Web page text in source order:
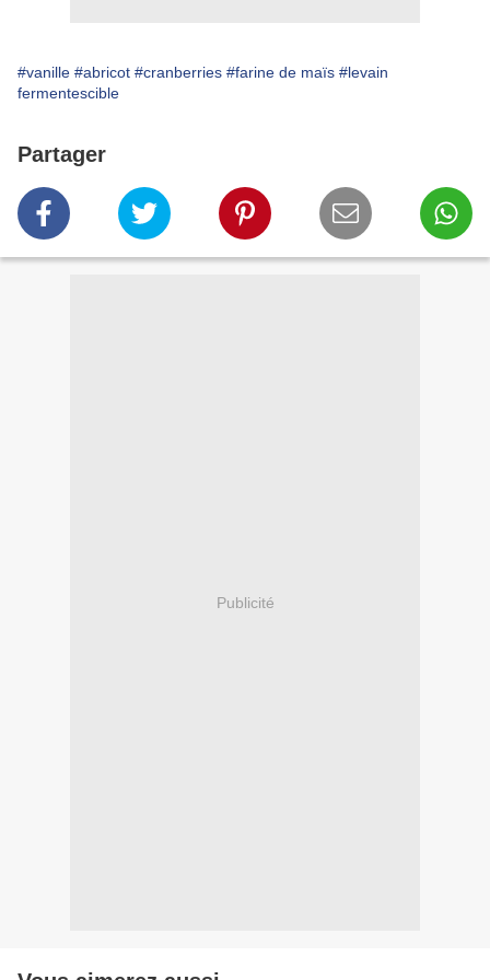
#vanille #abricot #cranberries #farine de maïs #levain
fermentescible
Partager
Publicité